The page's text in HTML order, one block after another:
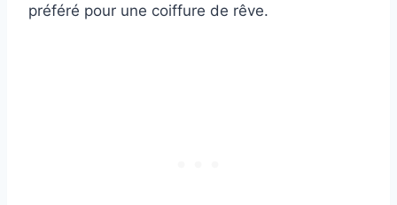
préféré pour une coiffure de rêve.